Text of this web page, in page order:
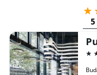
5